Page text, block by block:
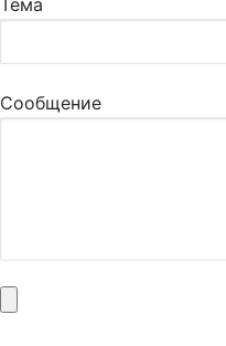
Сообщение